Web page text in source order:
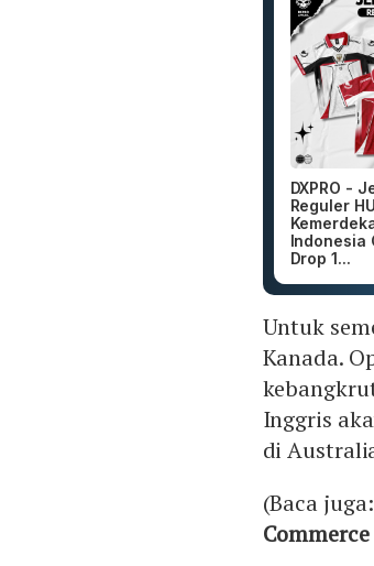
DXPRO -
Reguler
Indonesia
Drop 1...
Untuk
Kanada.
Inggris
di
(Baca